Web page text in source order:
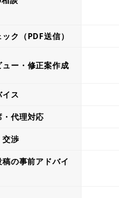
ク（PDF送信）
ー・修正案作成
ス
代理対応
交渉
の事前アドバイ